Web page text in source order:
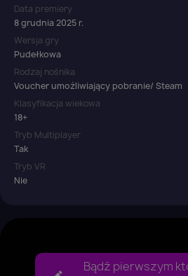
Data premiery
8 grudnia 2025 r.
Wersja gry
Pudełkowa
Rodzaj nośnika
Voucher umożliwiający pobranie/ Steam
Klasyfikacja wiekowa
18+
Tryb Multiplayer
Tak
Tryb VR
Nie
Bądź pierwszym